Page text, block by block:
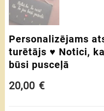
Personalizējams
turētājs ♥ Notici,
būsi pusceļā
20,00 €